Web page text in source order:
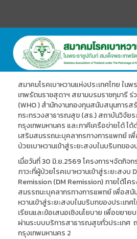
.
สมาคมโรคเบาหวานแห่งประเทศไทย ใน
เทพรัตนราชสุดาฯ สยามบรมราชกุมารี
(WHO ) สำนักงานกองทุนสนับสนุนการ
กระทรวงสาธารณสุข (สธ.) สถาบันวิจัย
กรุงเทพมหานคร และภาคีเครือข่ายได้ ไ
เสริมสมรรถนะบุคลากรทางการแพทย์
ป่วยเบาหวานเข้าสู่ระยะสงบในบริบทของ
เมื่อวันที่ 30 มิ.ย.2569 โครงการฯจัดกิจ
ภาวะที่ผู้ป่วยโรคเบาหวานเข้าสู่ระยะสง
Remission (DM Remission) ภายใต้โค
สมรรถนะบุคลากรทางการแพทย์ เพื่อสนั
หวานเข้าสู่ระยะสงบในบริบทของประเท
เรียนและข้อเสนอเชิงนโยบาย เพื่อขยาย
ผ่านระบบบริการสาธารณสุขทั่วประเทศ
กรุงเทพมหานคร 2